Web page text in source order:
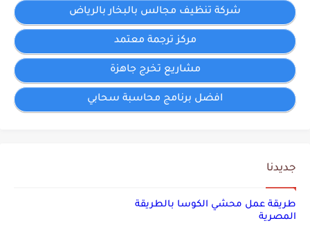
شركة تنظيف مجالس بالبخار بالرياض
مركز ترجمة معتمد
مشاريع تخرج جاهزة
افضل برنامج محاسبة سحابي
جديدنا
طريقة عمل محشي الكوسا بالطريقة
المصرية